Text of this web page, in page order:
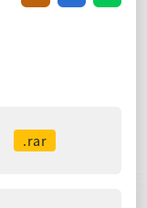
.rar